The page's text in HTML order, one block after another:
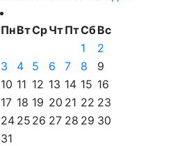
ПнВтСрЧтПтСбВс
1
2
3
4 5 6 7 8
9
10 11 12 13 14 15 16
17 18 19 20 21 22 23
24 25 26 27 28 29 30
31